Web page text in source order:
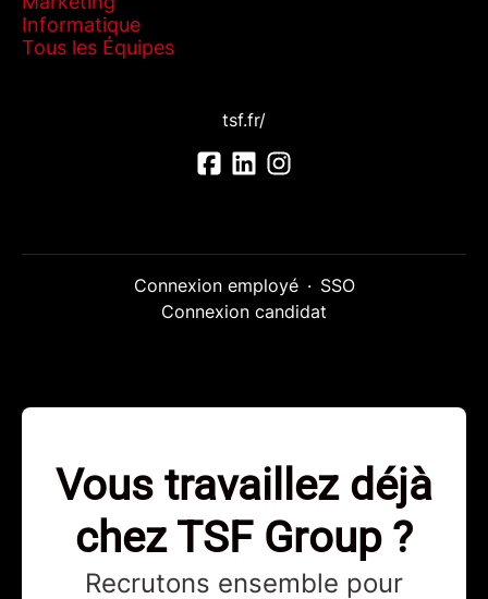
Informatique
Tous les Équipes
tsf.fr/
Connexion employé · SSO
Connexion candidat
Vous travaillez déjà
chez TSF Group ?
Recrutons ensemble pour